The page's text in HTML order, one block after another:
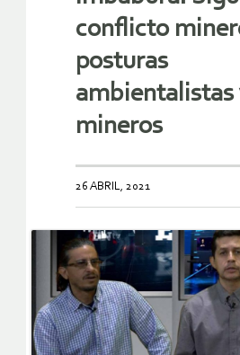
conflicto
posturas
ambientalistas
mineros
26 ABRIL, 2021